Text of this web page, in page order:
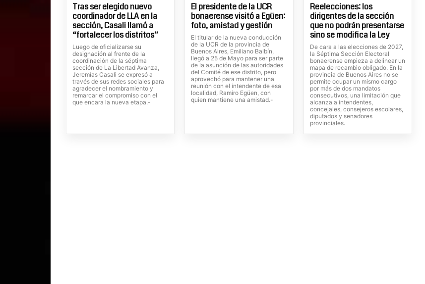
Tras ser elegido nuevo
coordinador de LLA en la
sección, Casali llamó a
“fortalecer los distritos”
Luego de oficializarse su
designación al frente de la
coordinación de la séptima
sección de La Libertad Avanza,
Jeremías Casali se expresó a
través de sus redes sociales para
agradecer el nombramiento y
remarcar el compromiso con el
que encara la nueva etapa.-
El presidente de la UCR
bonaerense visitó a Egüen:
foto, amistad y gestión
El titular de la nueva conducción
de la UCR de la provincia de
Buenos Aires, Emiliano Balbín,
llegó a 25 de Mayo para ser parte
de la asunción de las autoridades
del Comité de ese distrito, pero
aprovechó para mantener una
reunión con el intendente de esa
localidad, Ramiro Egüen, con
quien mantiene una amistad.-
Reelecciones: los
dirigentes de la sección
que no podrán presentarse
sino se modifica la Ley
De cara a las elecciones de 2027,
la Séptima Sección Electoral
bonaerense empieza a delinear un
mapa de recambio obligado. En la
provincia de Buenos Aires no se
permite ocupar un mismo cargo
por más de dos mandatos
consecutivos, una limitación que
alcanza a intendentes,
concejales, consejeros escolares,
diputados y senadores
provinciales.